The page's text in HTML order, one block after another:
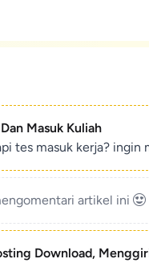
Masuk Kuliah
tes masuk kerja? ingin
artikel ini
Download,